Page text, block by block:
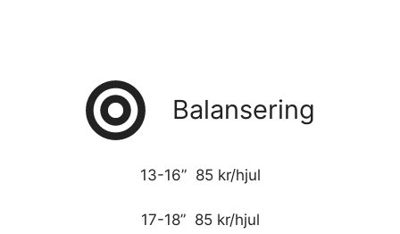
Balansering
13-16” 85 kr/hjul
17-18” 85 kr/hjul